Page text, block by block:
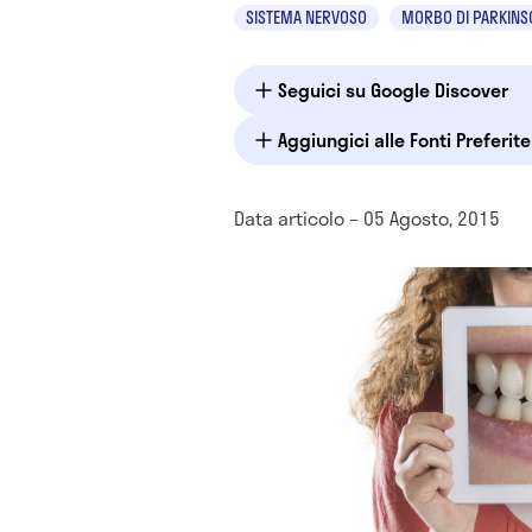
SISTEMA NERVOSO MORBO DI
Seguici su Google Discover
Aggiungici alle Fonti
Data articolo – 05 Agosto, 2015